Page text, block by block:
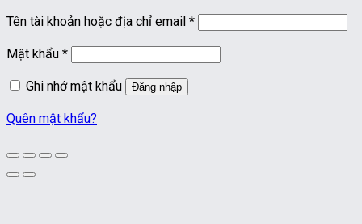
Tên tài khoản hoặc địa chỉ email *Bắt
Mật khẩu *Bắt
Ghi nhớ mật khẩu
Đăng nhập
Quên mật khẩu?